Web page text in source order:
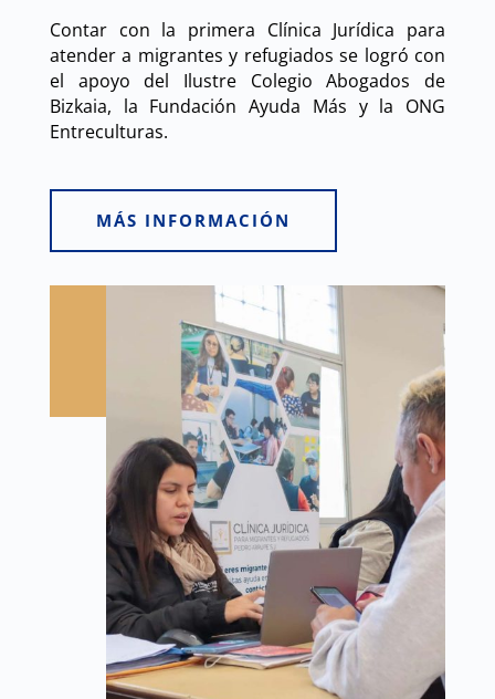
Contar con la primera Clínica Jurídica para
atender a migrantes y refugiados se logró con
el apoyo del Ilustre Colegio Abogados de
Bizkaia, la Fundación Ayuda Más y la ONG
Entreculturas.
MÁS INFORMACIÓN